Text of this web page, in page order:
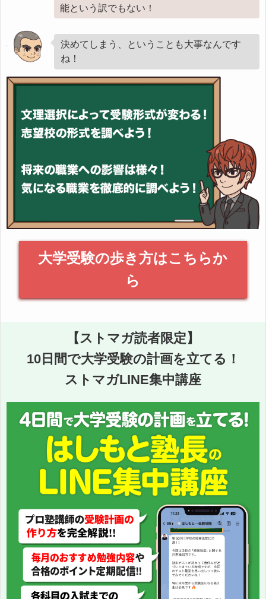
能という訳でもない！
決めてしまう、ということも大事なんです
ね！
大学受験の歩き方はこちらか
ら
【ストマガ読者限定】
10日間で大学受験の計画を立てる！
ストマガLINE集中講座